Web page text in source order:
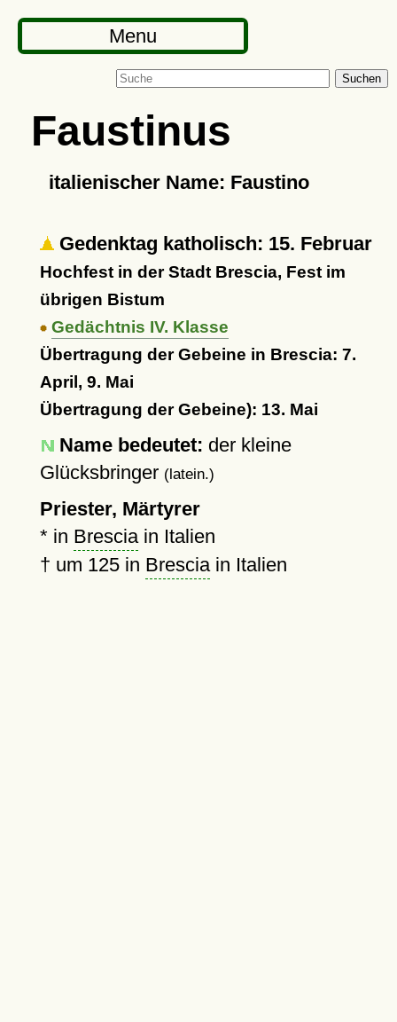
Menu
Suchen
Faustinus
italienischer Name: Faustino
Gedenktag katholisch: 15. Februar
Hochfest in der Stadt Brescia, Fest im
übrigen Bistum
Gedächtnis IV. Klasse
Übertragung der Gebeine in Brescia: 7.
April, 9. Mai
Übertragung der Gebeine): 13. Mai
Name bedeutet: der kleine
Glücksbringer (latein.)
Priester, Märtyrer
* in Bresciain Italien
† um 125in Bresciain Italien